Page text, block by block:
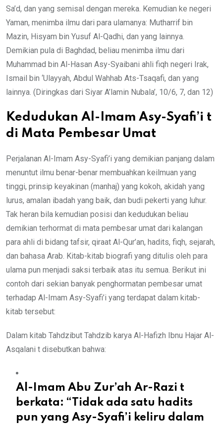
Sa’d, dan yang semisal dengan mereka. Kemudian ke negeri
Yaman, menimba ilmu dari para ulamanya: Mutharrif bin
Mazin, Hisyam bin Yusuf Al-Qadhi, dan yang lainnya.
Demikian pula di Baghdad, beliau menimba ilmu dari
Muhammad bin Al-Hasan Asy-Syaibani ahli fiqh negeri Irak,
Ismail bin ‘Ulayyah, Abdul Wahhab Ats-Tsaqafi, dan yang
lainnya. (Diringkas dari Siyar A’lamin Nubala’, 10/6, 7, dan 12)
Kedudukan Al-Imam Asy-Syafi’i t
di Mata Pembesar Umat
Perjalanan Al-Imam Asy-Syafi’i yang demikian panjang dalam
menuntut ilmu benar-benar membuahkan keilmuan yang
tinggi, prinsip keyakinan (manhaj) yang kokoh, akidah yang
lurus, amalan ibadah yang baik, dan budi pekerti yang luhur.
Tak heran bila kemudian posisi dan kedudukan beliau
demikian terhormat di mata pembesar umat dari kalangan
para ahli di bidang tafsir, qiraat Al-Qur’an, hadits, fiqh, sejarah,
dan bahasa Arab. Kitab-kitab biografi yang ditulis oleh para
ulama pun menjadi saksi terbaik atas itu semua. Berikut ini
contoh dari sekian banyak penghormatan pembesar umat
terhadap Al-Imam Asy-Syafi’i yang terdapat dalam kitab-
kitab tersebut:
Dalam kitab Tahdzibut Tahdzib karya Al-Hafizh Ibnu Hajar Al-
Asqalani t disebutkan bahwa:
Al-Imam Abu Zur’ah Ar-Razi t
berkata: “Tidak ada satu hadits
pun yang Asy-Syafi’i keliru dalam